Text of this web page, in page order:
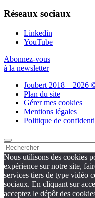
Réseaux sociaux
Linkedin
YouTube
Abonnez-vous
à la newsletter
Joubert 2018 – 2026
Plan du site
Gérer mes cookies
Mentions légales
Politique de
Nous utilisons des cookies
expérience sur notre site,
services tiers de type vidéo
sociaux. En cliquant sur
acceptez le dépôt des